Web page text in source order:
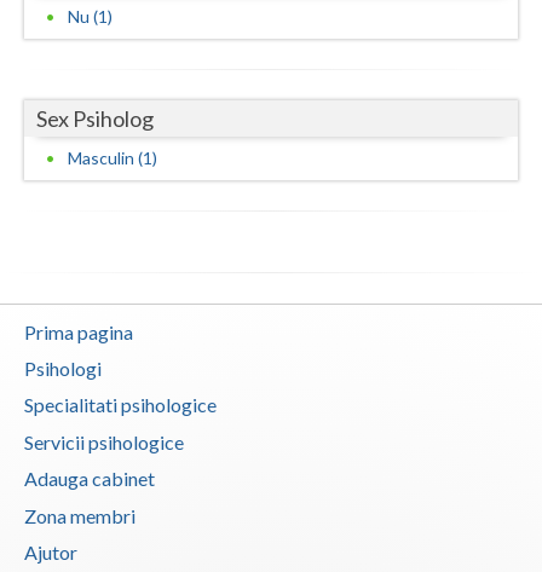
Tulcea
Vaslui
Vrancea
Nu (1)
Sex Psiholog
Masculin (1)
Prima pagina
Psihologi
Specialitati psihologice
Servicii psihologice
Adauga cabinet
Zona membri
Ajutor